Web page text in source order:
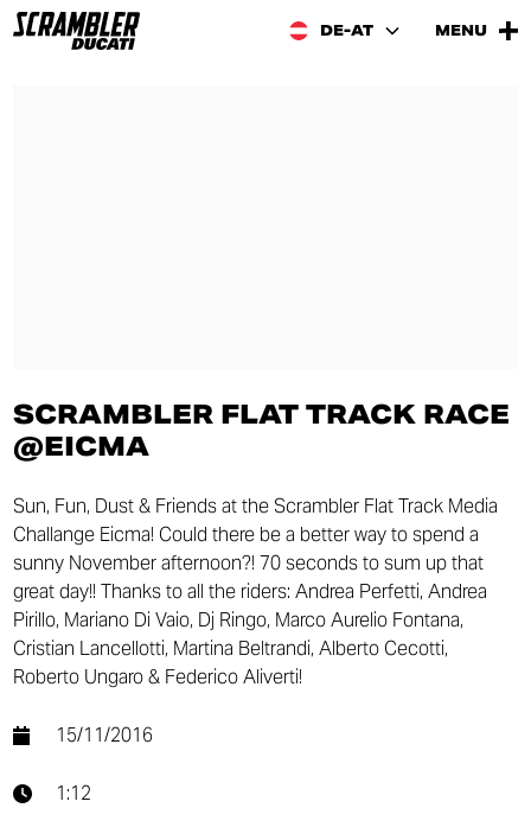
DE-AT MENU
SCRAMBLER FLAT TRACK RACE
@EICMA
Sun, Fun, Dust & Friends at the Scrambler Flat Track Media
Challange Eicma! Could there be a better way to spend a
sunny November afternoon?! 70 seconds to sum up that
great day!! Thanks to all the riders: Andrea Perfetti, Andrea
Pirillo, Mariano Di Vaio, Dj Ringo, Marco Aurelio Fontana,
Cristian Lancellotti, Martina Beltrandi, Alberto Cecotti,
Roberto Ungaro & Federico Aliverti!
15/11/2016
1:12